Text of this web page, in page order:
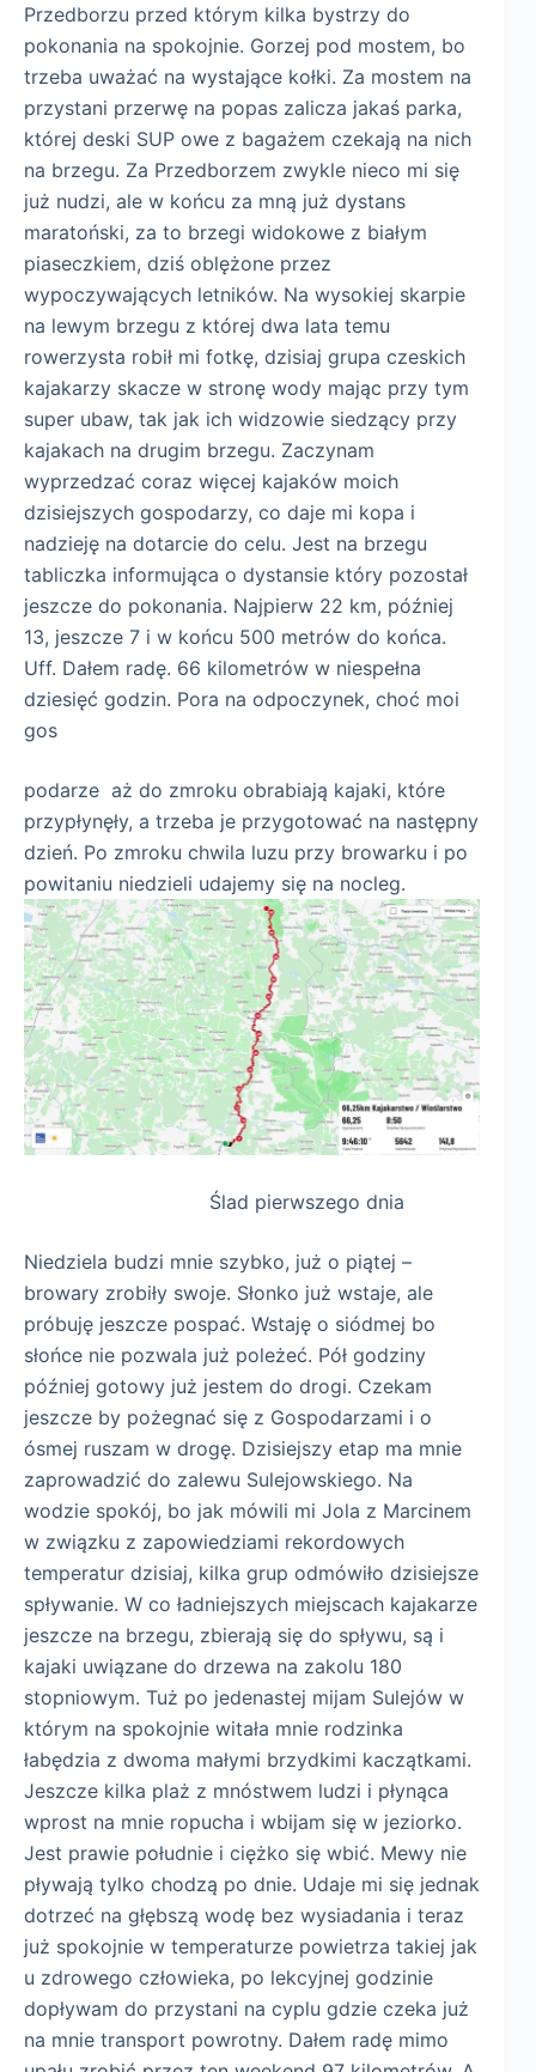
Przedborzu przed którym kilka bystrzy do
pokonania na spokojnie. Gorzej pod mostem, bo
trzeba uważać na wystające kołki. Za mostem na
przystani przerwę na popas zalicza jakaś parka,
której deski SUP owe z bagażem czekają na nich
na brzegu. Za Przedborzem zwykle nieco mi się
już nudzi, ale w końcu za mną już dystans
maratoński, za to brzegi widokowe z białym
piaseczkiem, dziś oblężone przez
wypoczywających letników. Na wysokiej skarpie
na lewym brzegu z której dwa lata temu
rowerzysta robił mi fotkę, dzisiaj grupa czeskich
kajakarzy skacze w stronę wody mając przy tym
super ubaw, tak jak ich widzowie siedzący przy
kajakach na drugim brzegu. Zaczynam
wyprzedzać coraz więcej kajaków moich
dzisiejszych gospodarzy, co daje mi kopa i
nadzieję na dotarcie do celu. Jest na brzegu
tabliczka informująca o dystansie który pozostał
jeszcze do pokonania. Najpierw 22 km, później
13, jeszcze 7 i w końcu 500 metrów do końca.
Uff. Dałem radę. 66 kilometrów w niespełna
dziesięć godzin. Pora na odpoczynek, choć moi
gos
podarze aż do zmroku obrabiają kajaki, które
przypłynęły, a trzeba je przygotować na następny
dzień. Po zmroku chwila luzu przy browarku i po
powitaniu niedzieli udajemy się na nocleg.
Ślad pierwszego dnia
Niedziela budzi mnie szybko, już o piątej –
browary zrobiły swoje. Słonko już wstaje, ale
próbuję jeszcze pospać. Wstaję o siódmej bo
słońce nie pozwala już poleżeć. Pół godziny
później gotowy już jestem do drogi. Czekam
jeszcze by pożegnać się z Gospodarzami i o
ósmej ruszam w drogę. Dzisiejszy etap ma mnie
zaprowadzić do zalewu Sulejowskiego. Na
wodzie spokój, bo jak mówili mi Jola z Marcinem
w związku z zapowiedziami rekordowych
temperatur dzisiaj, kilka grup odmówiło dzisiejsze
spływanie. W co ładniejszych miejscach kajakarze
jeszcze na brzegu, zbierają się do spływu, są i
kajaki uwiązane do drzewa na zakolu 180
stopniowym. Tuż po jedenastej mijam Sulejów w
którym na spokojnie witała mnie rodzinka
łabędzia z dwoma małymi brzydkimi kaczątkami.
Jeszcze kilka plaż z mnóstwem ludzi i płynąca
wprost na mnie ropucha i wbijam się w jeziorko.
Jest prawie południe i ciężko się wbić. Mewy nie
pływają tylko chodzą po dnie. Udaje mi się jednak
dotrzeć na głębszą wodę bez wysiadania i teraz
już spokojnie w temperaturze powietrza takiej jak
u zdrowego człowieka, po lekcyjnej godzinie
dopływam do przystani na cyplu gdzie czeka już
na mnie transport powrotny. Dałem radę mimo